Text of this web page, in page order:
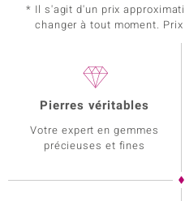
* Il s'agit d'un prix
changer à tout moment.
Pierres véritables
Votre expert en gemmes
précieuses et fines